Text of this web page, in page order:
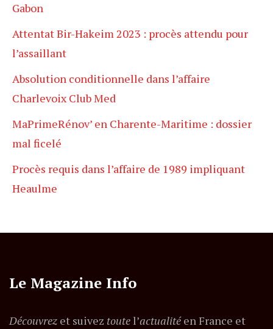
Gabon
Attentat Bir-Hakeim 2023 : procès attendu pour
l’assaillant
Absolution conditionnelle dans l’affaire
Charlevoix Club Med
MaPrimeRénov’ en Charente-Maritime : dossier
mal ficelé
Procès requis dans l’affaire de 1989 impliquant
Heaulme
Le Magazine Info
Découvrez et suivez toutel’actualitéen France et